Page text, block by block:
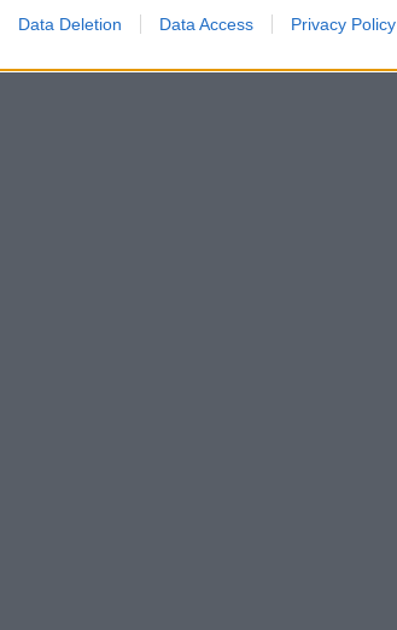
Data Deletion Data Access Privacy Policy